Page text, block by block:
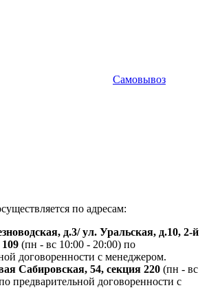
Самовывоз
по адресам:
д.3/ ул. Уральская, д.10, 2-й
(пн - вс 10:00 - 20:00) по
договоренности с менеджером.
Сабировская, 54, секция 220 (пн - вс
предварительной договоренности с